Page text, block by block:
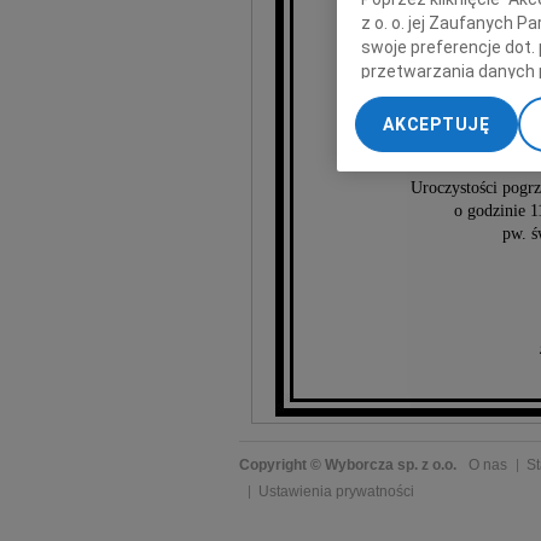
Uroczystości
o godzinie
pw.
Copyright © Wyborcza sp. z o.o. O nas
Ustawienia prywatności
z o. o. jej Zaufanych
swoje preferencje dot.
przetwarzania danych
„Ustawienia
My, nasi Zaufani
dokładnych danych
Przechowywanie
treści, badnie
AKCEPTUJĘ